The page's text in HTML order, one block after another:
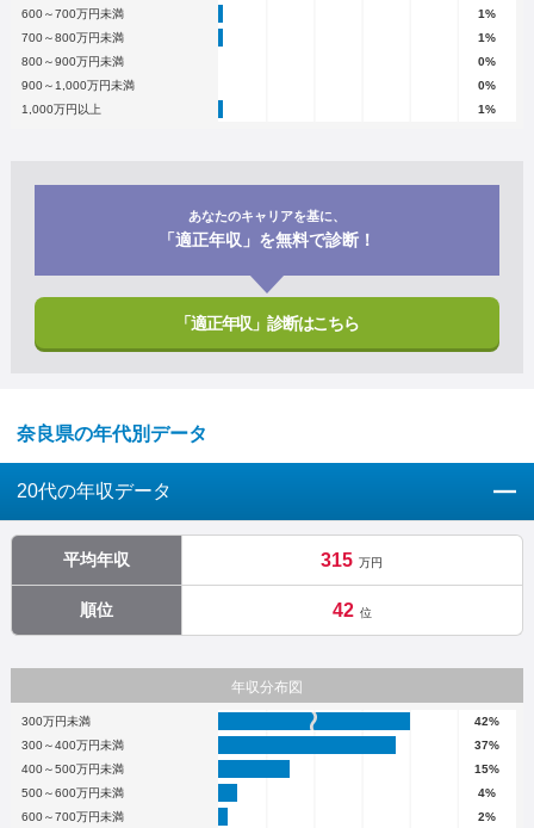
600～700万円未満
1%
700～800万円未満
1%
800～900万円未満
0%
900～1,000万円未満
0%
1,000万円以上
1%
あなたのキャリアを基に、
「適正年収」を無料で診断！
「適正年収」診断はこちら
奈良県の年代別データ
20代の年収データ
平均年収 315 万円
順位 42 位
年収分布図
300万円未満
42%
300～400万円未満
37%
400～500万円未満
15%
500～600万円未満
4%
600～700万円未満
2%